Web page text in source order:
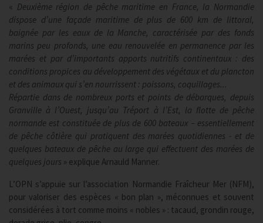
« Deuxième région de pêche maritime en France, la Normandie
dispose d’une façade maritime de plus de 600 km de littoral,
baignée par les eaux de la Manche, caractérisée par des fonds
marins peu profonds, une eau renouvelée en permanence par les
marées et par d’importants apports nutritifs continentaux : des
conditions propices au développement des végétaux et du plancton
et des animaux qui s’en nourrissent : poissons, coquillages...
Répartie dans de nombreux ports et points de débarques, depuis
Granville à l’Ouest, jusqu’au Tréport à l’Est, la flotte de pêche
normande est constituée de plus de 600 bateaux – essentiellement
de pêche côtière qui pratiquent des marées quotidiennes - et de
quelques bateaux de pêche au large qui effectuent des marées de
quelques jours » explique Arnauld Manner.
L’OPN s’appuie sur l’association Normandie Fraîcheur Mer (NFM),
pour valoriser des espèces « bon plan », méconnues et souvent
considérées à tort comme moins « nobles » : tacaud, grondin rouge,